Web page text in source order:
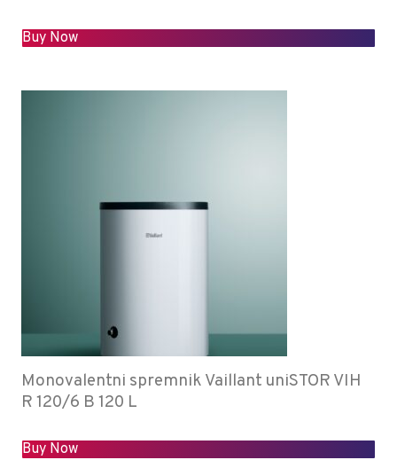
Buy Now
Monovalentni spremnik Vaillant uniSTOR VIH
R 120/6 B 120 L
Buy Now